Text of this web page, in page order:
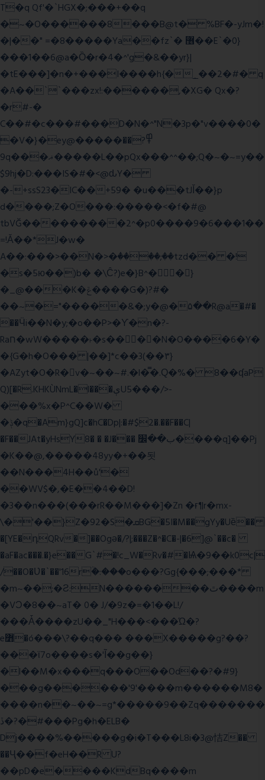
T�q Qf'�`HGX�;���+��q
�~�O������8���B@t� %BF�-yJm�!
�|��" =�8�����Ya��fz`� ޶��E`�0}
���1��6@a�Ȍ�r�4�^'g�&��yr}|
�tE���]�n�+���I����h{�_̣��2�#� q
�A��``���zx!:������,�XG� Qx�?
�r#-�
C��#�c���#���D�N�^"N�3p�"v����0�
�V�}�ey@�����߾?��
9q���ޣ�����L��pQx���^^��;Q�~�~=y��
$9hj�D:���IS�#�<@ԃY�
�-+ssS23�IC��+59� �u���tJǏ��}p
d����;Z�O���:�����<�f�#@
tbVĞ���������2^�p0����9�6���1��
=!Ǎ��*J�w�
A��:���>��N�>�ٝ����;��tzd�� �!
�s�5ю��)b� �\Ĉ?)e�}B^��}
�_@���K�ݝ����G�)?#�
��~�="�����&�;y�@�۵��R@a�#�
��Ӵi��N�y;�o��P>�ϒ�n�?­
Raח�wW�����˫�s����N�O����6�Y�
�{G�h�O��� |��]*c��3(��٣}
�AZyt�O�R�v�~��~#.�l�̿�.Ԛ�%� 8��ʠaP
Q)[�R.KHKÙNmL�l���ېU5���/>-
���%x�P^C��W�
�ݙ�q�Am}gQ]c�hC�Dp|:�#$2�.��F��C|
�F��JAt�yHsY8� � �J��� ب��׼����q]��Pj
�K��@,�����48yy�+��됫
��N���4H��ů'�
��WV$�,�E��4��D!
�3��n���(���rR��M���]�Zn �ғ¶r�mx-
\�'��}Z�92�S�ܩBG�5I�M��gYy�Uȅ��
�[YE�դQRv�]��Ogə�/?|;���Z�^�C�-|�6]@`��c�
�aF�ac���.�}e��G`#�!c_W�Rv�#�Ѩ�9��k0c|
/��O�Ʋ�`��'16rؒ�:���o���?Gg{���;���*
�m~��;�Ƨ:N��������ٿ����m
�VϽ�8��~aT� 0� J/�9z�=�1��L!/
���Ǡ����zU��_"H���<���Ώ�?
e߻�ó���\?��q��� ���X�����g?��?
���ϊ7o����s�'Ĩ��g��}
�l��M�x���q���O��Od��?�#9}
���g������'9'����m������M8�
����n��~��~=g*�����9��Zq�������
ڏ�?�#���Pg�h�ELB�
Dj����%�����g�i�T���L8i�3@恄Z��
��Ҷ��f�eH��R U?
��pD�e����KdBq����m